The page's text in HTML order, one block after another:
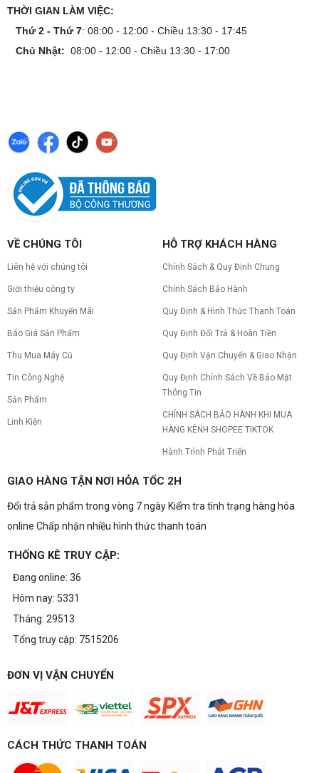
THỜI GIAN LÀM VIỆC:
Thứ 2 - Thứ 7: 08:00 - 12:00 - Chiều 13:30 - 17:45
Chủ Nhật: 08:00 - 12:00 - Chiều 13:30 - 17:00
VỀ CHÚNG TÔI
Liên hệ với chúng tôi
Giới thiệu công ty
Sản Phẩm Khuyến Mãi
Báo Giá Sản Phẩm
Thu Mua Máy Cũ
Tin Công Nghệ
Sản Phẩm
Linh Kiện
HỖ TRỢ KHÁCH HÀNG
Chính Sách & Quy Định Chung
Chính Sách Bảo Hành
Quy Định & Hình Thức Thanh Toán
Quy Định Đổi Trả & Hoàn Tiền
Quy Định Vận Chuyển & Giao Nhận
Quy Định Chính Sách Về Bảo Mật
Thông Tin
CHÍNH SÁCH BẢO HÀNH KHI MUA
HÀNG KÊNH SHOPEE TIKTOK
Hành Trình Phát Triển
GIAO HÀNG TẬN NƠI HỎA TỐC 2H
Đổi trả sản phẩm trong vòng 7 ngày Kiểm tra tình trạng hàng hóa
online Chấp nhận nhiều hình thức thanh toán
THỐNG KÊ TRUY CẬP:
Đang online: 36
Hôm nay: 5331
Tháng: 29513
Tổng truy cập: 7515206
ĐƠN VỊ VẬN CHUYỂN
CÁCH THỨC THANH TOÁN